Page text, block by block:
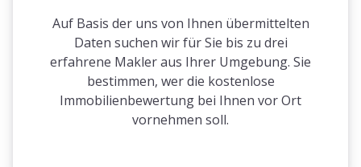
Auf Basis der uns von Ihnen übermittelten
Daten suchen wir für Sie bis zu drei
erfahrene Makler aus Ihrer Umgebung. Sie
bestimmen, wer die kostenlose
Immobilienbewertung bei Ihnen vor Ort
vornehmen soll.